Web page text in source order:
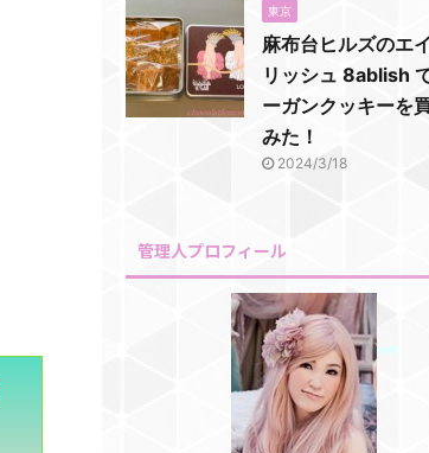
東京
麻布台ヒルズのエ
リッシュ 8ablish
ーガンクッキーを
みた！
2024/3/18
管理人プロフィール